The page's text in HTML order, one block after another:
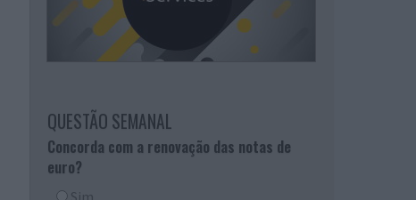
QUESTÃO SEMANAL
Concorda com a renovação das notas de
euro?
Sim